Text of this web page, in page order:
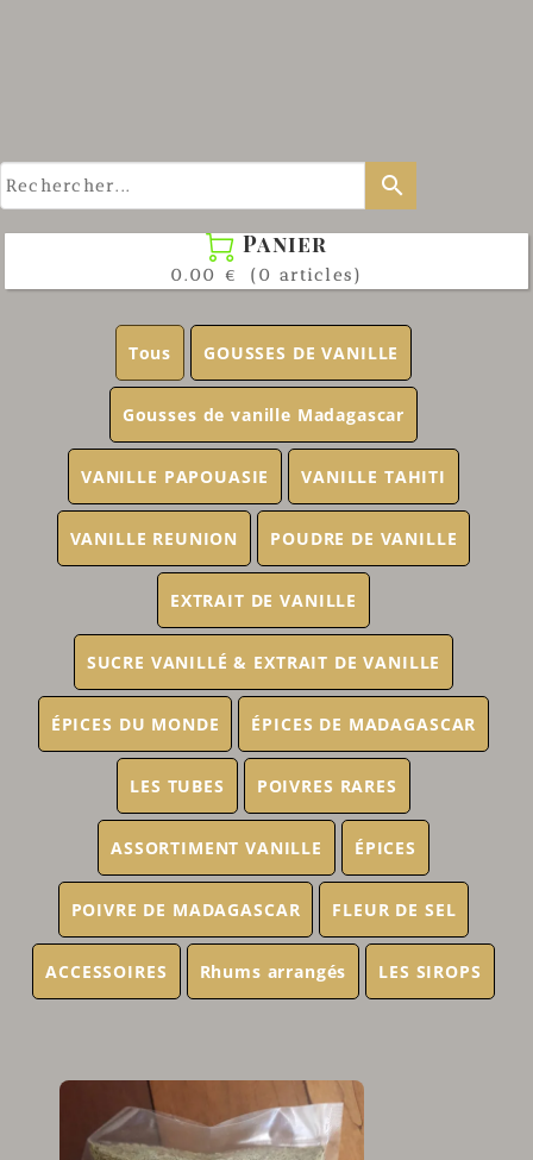
search
 Panier
0.00 € (0 articles)
Tous GOUSSES DE VANILLE
Gousses de vanille Madagascar
VANILLE PAPOUASIE VANILLE TAHITI
VANILLE REUNION POUDRE DE VANILLE
EXTRAIT DE VANILLE
SUCRE VANILLÉ & EXTRAIT DE VANILLE
ÉPICES DU MONDE ÉPICES DE MADAGASCAR
LES TUBES POIVRES RARES
ASSORTIMENT VANILLE ÉPICES
POIVRE DE MADAGASCAR FLEUR DE SEL
ACCESSOIRES Rhums arrangés LES SIROPS